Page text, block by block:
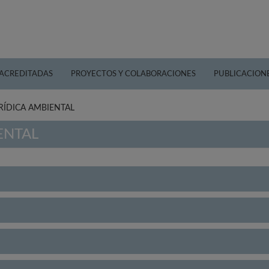
PROYECTOS Y COLABORACIONES
AMBIENTAL